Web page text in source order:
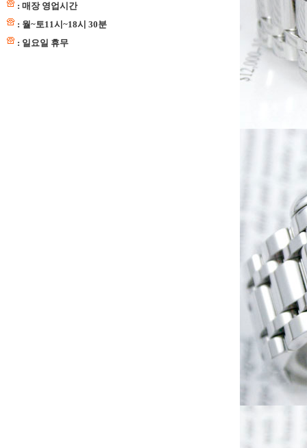
: 매장 영업시간
: 월~토11시~18시 30분
: 일요일 휴무